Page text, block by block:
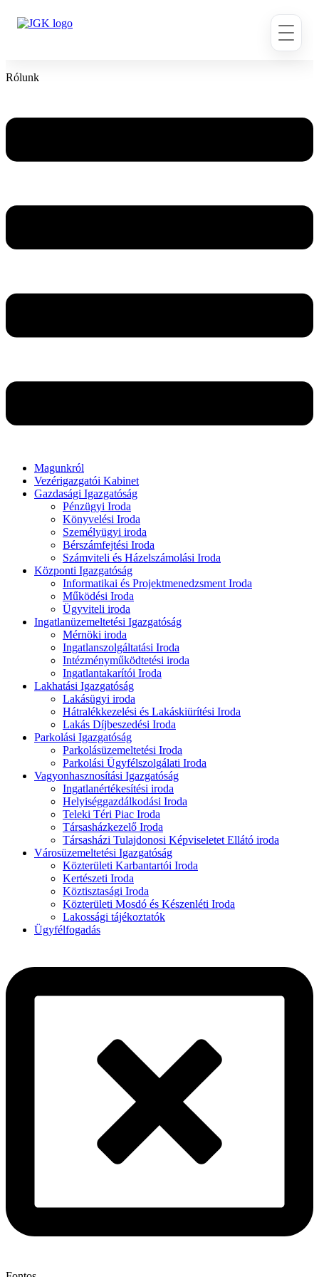
Rólunk
Magunkról
Vezérigazgatói Kabinet
Gazdasági Igazgatóság
Pénzügyi Iroda
Könyvelési Iroda
Személyügyi iroda
Bérszámfejtési Iroda
Számviteli és Házelszámolási Iroda
Központi Igazgatóság
Informatikai és Projektmenedzsment Iroda
Működési Iroda
Ügyviteli iroda
Ingatlanüzemeltetési Igazgatóság
Mérnöki iroda
Ingatlanszolgáltatási Iroda
Intézményműködtetési iroda
Ingatlantakarítói Iroda
Lakhatási Igazgatóság
Lakásügyi iroda
Hátralékkezelési és Lakáskiürítési Iroda
Lakás Díjbeszedési Iroda
Parkolási Igazgatóság
Parkolásüzemeltetési Iroda
Parkolási Ügyfélszolgálati Iroda
Vagyonhasznosítási Igazgatóság
Ingatlanértékesítési iroda
Helyiséggazdálkodási Iroda
Teleki Téri Piac Iroda
Társasházkezelő Iroda
Társasházi Tulajdonosi Képviseletet Ellátó iroda
Városüzemeltetési Igazgatóság
Közterületi Karbantartói Iroda
Kertészeti Iroda
Köztisztasági Iroda
Közterületi Mosdó és Készenléti Iroda
Lakossági tájékoztatók
Ügyfélfogadás